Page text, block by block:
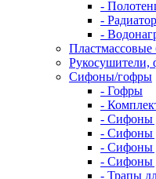
-
-
-
Рукосушители,
Сифоны/гофры
- Гофры
-
- Сифоны
- Сифоны
- Сифоны
- Сифоны
- Трапы